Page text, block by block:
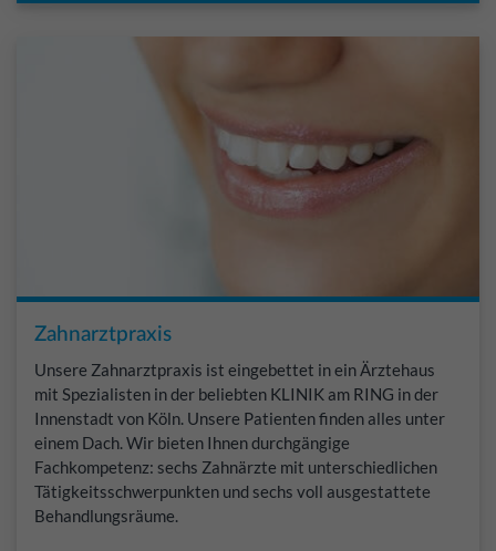
Zahnarztpraxis
Unsere Zahnarztpraxis ist eingebettet in ein Ärztehaus
mit Spezialisten in der beliebten KLINIK am RING in der
Innenstadt von Köln. Unsere Patienten finden alles unter
einem Dach. Wir bieten Ihnen durchgängige
Fachkompetenz: sechs Zahnärzte mit unterschiedlichen
Tätigkeitsschwerpunkten und sechs voll ausgestattete
Behandlungsräume.